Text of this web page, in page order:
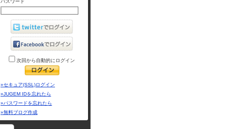
パスワード
次回から自動的にログイン
»セキュア(SSL)ログイン
»JUGEM IDを忘れたら
»パスワードを忘れたら
»無料ブログ作成